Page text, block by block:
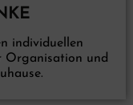
individuellen
Organisation und